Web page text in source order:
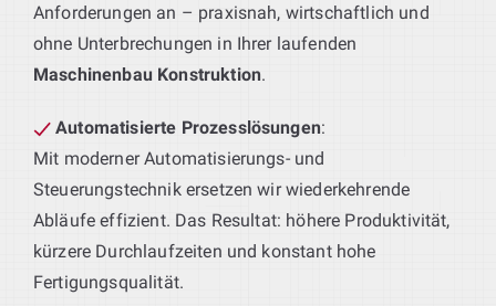
Anforderungen an – praxisnah, wirtschaftlich und
ohne Unterbrechungen in Ihrer laufenden
Maschinenbau Konstruktion.
Automatisierte Prozesslösungen:
Mit moderner Automatisierungs- und
Steuerungstechnik ersetzen wir wiederkehrende
Abläufe effizient. Das Resultat: höhere Produktivität,
kürzere Durchlaufzeiten und konstant hohe
Fertigungsqualität.